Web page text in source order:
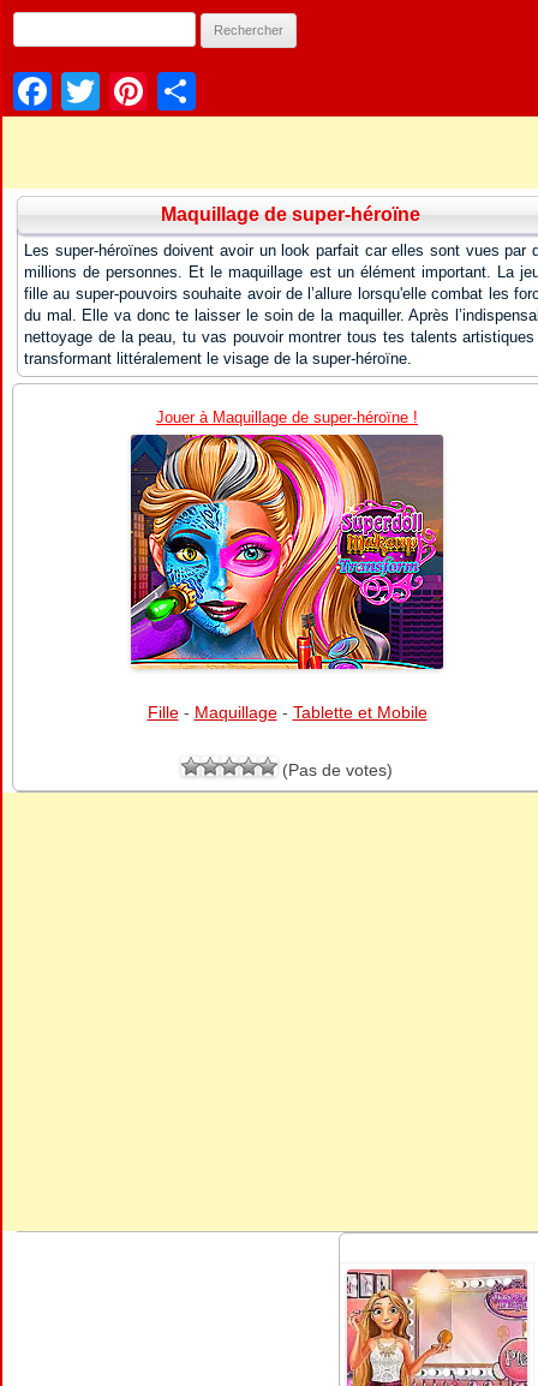
Facebook
TwitterPinterest
Maquillage de super-héroïne
Les super-héroïnes doivent avoir un look parfait car elles sont vues par
millions de personnes. Et le maquillage est un élément important. La
fille au super-pouvoirs souhaite avoir de l’allure lorsqu'elle combat les
du mal. Elle va donc te laisser le soin de la maquiller. Après
nettoyage de la peau, tu vas pouvoir montrer tous tes talents artistiques
transformant littéralement le visage de la super-héroïne.
Jouer à Maquillage de super-héroïne !
Fille- Maquillage- Tablette et Mobile
(Pas de votes)